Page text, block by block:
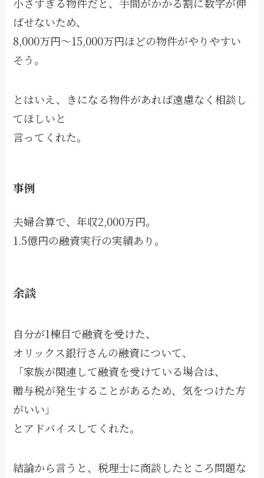
ばせないため、
8,000万円〜15,000万円ほどの物件がやりやすい
そう。
とはいえ、きになる物件があれば遠慮なく相談し
てほしいと
言ってくれた。
事例
夫婦合算で、年収2,000万円。
1.5億円の融資実行の実績あり。
余談
自分が1棟目で融資を受けた、
オリックス銀行さんの融資について、
「家族が関連して融資を受けている場合は、
贈与税が発生することがあるため、気をつけた方
がいい」
とアドバイスしてくれた。
結論から言うと、税理士に商談したところ問題な